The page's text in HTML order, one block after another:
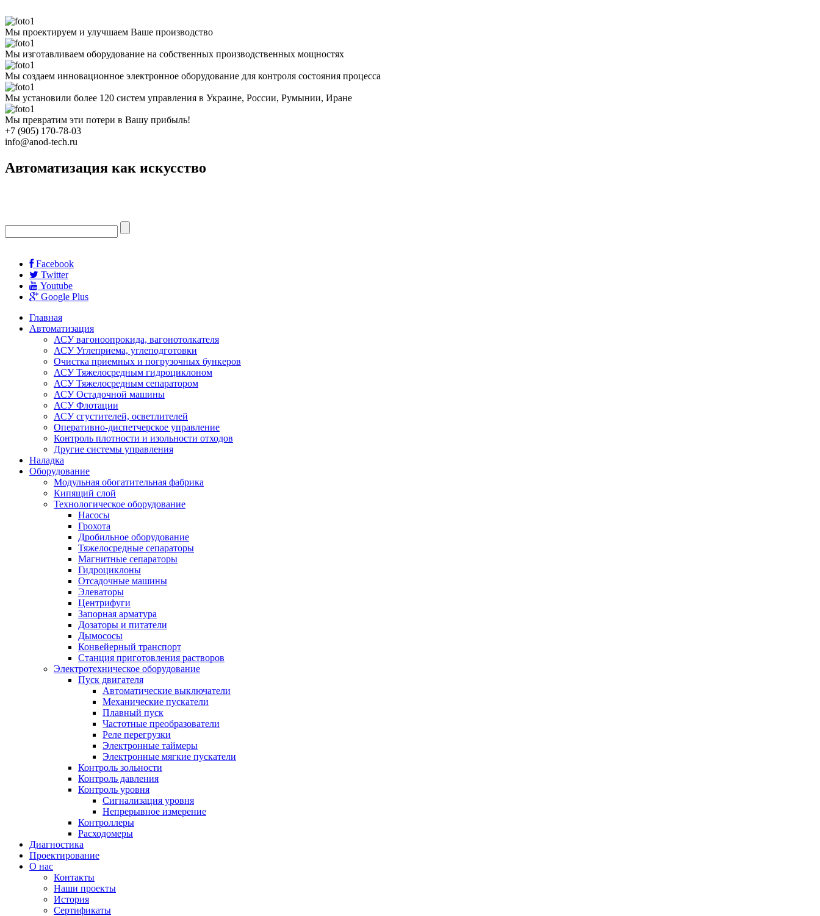
Мы проектируем и улучшаем Ваше производство
Мы изготавливаем оборудование на собственных производственных мощностях
Мы создаем инновационное электронное оборудование для контроля состояния процесса
Мы установили более 120 систем управления в Украине, России, Румынии, Иране
Мы превратим эти потери в Вашу прибыль!
+7 (905) 170-78-03
info@anod-tech.ru
Автоматизация как искусство
Facebook
Twitter
Youtube
Google Plus
Главная
Автоматизация
АСУ вагоноопрокида, вагонотолкателя
АСУ Углеприема, углеподготовки
Очистка приемных и погрузочных бункеров
АСУ Тяжелосредным гидроциклоном
АСУ Тяжелосредным сепаратором
АСУ Остадочной машины
АСУ Флотации
АСУ сгустителей, осветлителей
Оперативно-диспетчерское управление
Контроль плотности и изольности отходов
Другие системы управления
Наладка
Оборудование
Модульная обогатительная фабрика
Кипящий слой
Технологическое оборудование
Насoсы
Грохота
Дробильное оборудование
Тяжелосредные сепараторы
Магнитные сепараторы
Гидроциклоны
Отсадочные машины
Элеваторы
Центрифуги
Запорная арматура
Дозаторы и питатели
Дымососы
Конвейерный транспорт
Станция приготовления растворов
Электротехническое оборудование
Пуск двигателя
Автоматические выключатели
Механические пускатели
Плавный пуск
Частотные преобразователи
Реле перегрузки
Электронные таймеры
Электронные мягкие пускатели
Контроль зольности
Контроль давления
Контроль уровня
Сигнализация уровня
Непрерывное измерение
Контроллеры
Расходомеры
Диагностика
Проектирование
О нас
Контакты
Наши проекты
История
Сертификаты